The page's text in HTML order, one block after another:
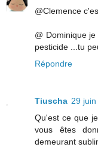
@Clemence
@ Dominique
pesticide ...tu
Répondre
Tiuscha 29
Qu'est ce que
vous êtes
demeurant